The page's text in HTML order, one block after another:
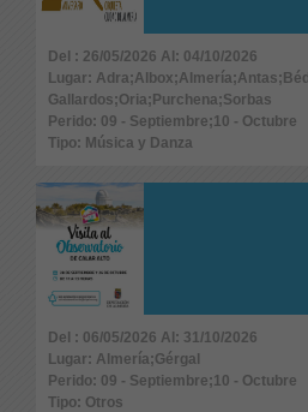
Del : 26/05/2026 Al: 04/10/2026
Lugar:
Gallardos;Oria;Purchena;Sorbas
Perido: 09 - Septiembre;10 - Octubre
Tipo: Música y Danza
Del : 06/05/2026 Al: 31/10/2026
Lugar: Almería;Gérgal
Perido: 09 - Septiembre;10 - Octubre
Tipo: Otros